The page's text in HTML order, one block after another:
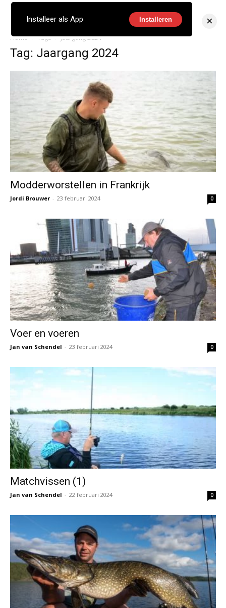
Home Tags Jaargang 2024
Tag: Jaargang 2024
Modderworstellen in Frankrijk
Jordi Brouwer - 23 februari 2024 0
Voer en voeren
Jan van Schendel - 23 februari 2024 0
Matchvissen (1)
Jan van Schendel - 22 februari 2024 0
Installeer als App Installeren ×